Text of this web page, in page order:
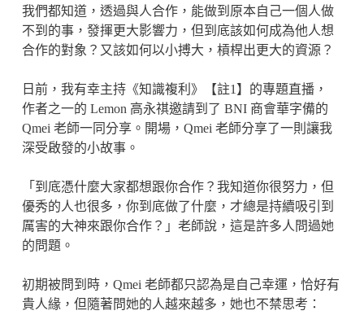
我們都知道，透過與人合作，能做到原本自己一個人做
不到的事，發揮更大影響力，但到底該如何成為他人想
合作的對象？又該如何以小搏大，槓桿出更大的資源？
日前，我有幸主持《知識複利》【註1】的專題直播，
作者之一的 Lemon 高永祺邀請到了 BNI 商會華字備的
Qmei 老師一同分享。開場，Qmei 老師分享了一則讓我
深受啟發的小故事。
「到底憑什麼大家都想跟你合作？我知道你很努力，但
優秀的人也很多，你到底做了什麼，才總是持續吸引到
厲害的大神來跟你合作？」老師說，這是許多人問過她
的問題。
初期被問到時，Qmei 老師都只認為是自己幸運，恰好有
貴人緣，但隨著問她的人越來越多，她也不禁思考：